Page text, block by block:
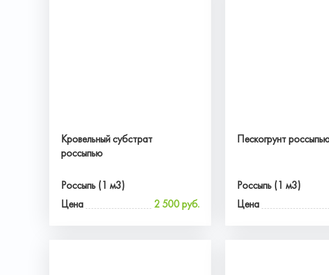
Кровельный субстрат
россыпью
Россыпь (1 м3)
Цена
2 500 руб.
Пескогрунт
Россыпь (1 м3)
Цена